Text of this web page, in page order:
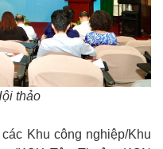
thảo
Khu công nghiệp/Khu